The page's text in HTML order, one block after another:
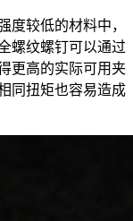
较低的材料中，
螺纹螺钉可以通过
更高的实际可用夹
同扭矩也容易造成